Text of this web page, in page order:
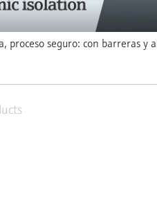
proceso seguro: con barreras y